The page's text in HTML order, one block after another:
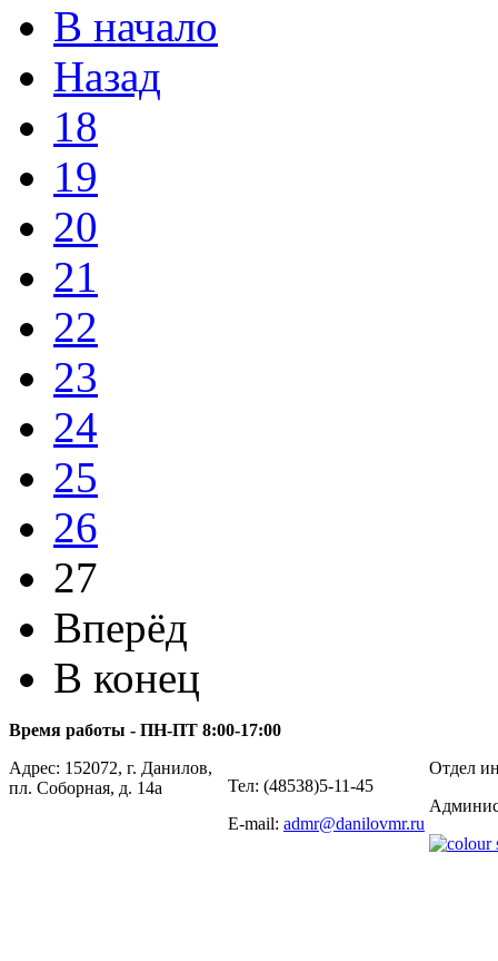
В начало
Назад
18
19
20
21
22
23
24
25
26
27
Вперёд
В конец
Время работы - ПН-ПТ 8:00-17:00
Адрес: 152072, г. Данилов,
пл. Соборная, д. 14а
Тел: (48538)5-11-45
E-mail: admr@danilovmr.ru
Отдел